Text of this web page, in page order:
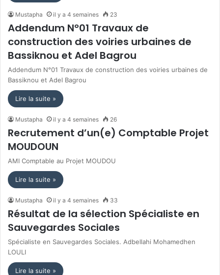
Mustapha il y a 4 semaines 23
Addendum N°01 Travaux de
construction des voiries urbaines de
Bassiknou et Adel Bagrou
Addendum N°01 Travaux de construction des voiries urbaines de
Bassiknou et Adel Bagrou
Lire la suite »
Mustapha il y a 4 semaines 26
Recrutement d’un(e) Comptable Projet
MOUDOUN
AMI Comptable au Projet MOUDOU
Lire la suite »
Mustapha il y a 4 semaines 33
Résultat de la sélection Spécialiste en
Sauvegardes Sociales
Spécialiste en Sauvegardes Sociales. Adbellahi Mohamedhen
LOULI
Lire la suite »